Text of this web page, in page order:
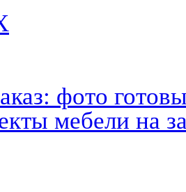
фото
мебели на